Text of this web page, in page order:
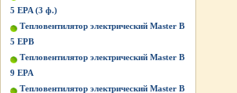
5 EPA (3 ф.)
Тепловентилятор электрический Master B
5 EPB
Тепловентилятор электрический Master B
9 EPA
Тепловентилятор электрический Master B